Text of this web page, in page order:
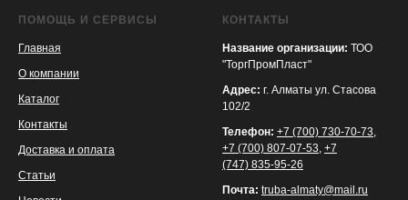
ПОМОЩЬ И СЕРВИСЫ
Главная
О компании
Каталог
Контакты
Доставка и оплата
Статьи
КОНТАКТЫ
Название организации: ТОО
"ТоргПромПласт"
Адрес: г. Алматы ул. Стасова
102/2
Телефон: +7 (700) 730-70-73
+7 (700) 807-07-53 +7
(747) 835-95-26
Почта: truba-almaty@mail.ru